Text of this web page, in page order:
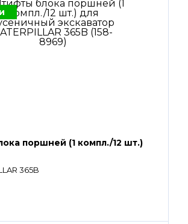
поршней (1 компл./12 шт.)
365B